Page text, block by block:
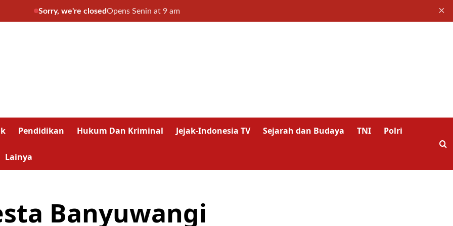
Sorry, we're closedOpens Senin at 9 am ×
Pendidikan Hukum Dan Kriminal Jejak-Indonesia TV Sejarah dan Budaya TNI Polri
Lainya
Banyuwangi